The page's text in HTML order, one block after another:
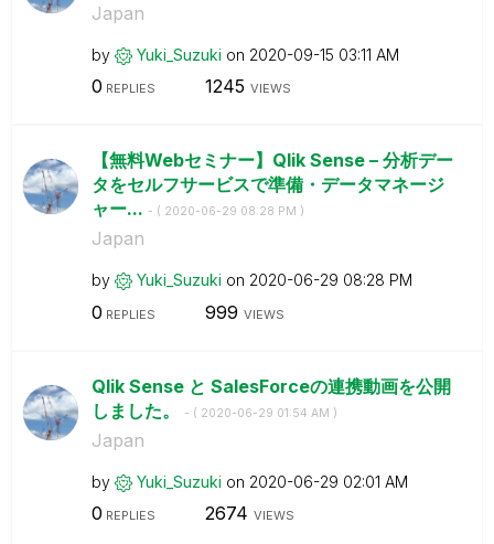
Japan
by Yuki_Suzuki on ‎2020-09-15 03:11 AM
0 REPLIES 1245 VIEWS
【無料Webセミナー】Qlik Sense – 分析デー
タをセルフサービスで準備・データマネージ
ャー... - ( ‎2020-06-29 08:28 PM )
Japan
by Yuki_Suzuki on ‎2020-06-29 08:28 PM
0 REPLIES 999 VIEWS
Qlik Sense と SalesForceの連携動画を公開
しました。
- ( ‎2020-06-29 01:54 AM )
Japan
by Yuki_Suzuki on ‎2020-06-29 02:01 AM
0 REPLIES 2674 VIEWS